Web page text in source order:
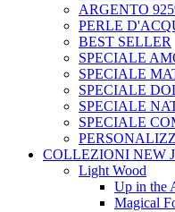
ARGENTO
PERLE
BEST SELLER
SPECIALE
SPECIALE
SPECIALE
SPECIALE
SPECIALE
COLLEZIONI NEW
Light Wood
Up in the
Magical